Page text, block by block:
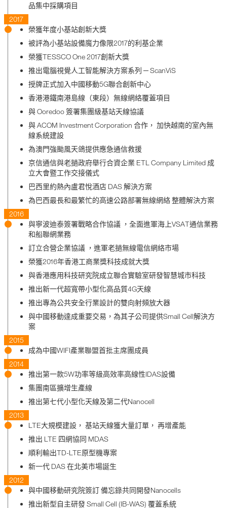
品集中採購項目
2017
榮獲年度小基站創新大獎
被評為小基站設備魔力像限2017的利基企業
榮獲TESSCO One 2017創新大獎
推出電腦視覺人工智能解決方案系列 ─ ScanViS
授牌正式加入中國移動5G聯合創新中心
香港港鐵南港島線（東段）無線網絡覆蓋項目
與 Ooredoo 簽署集團級基站天線協議
與 ACOM Investment Corporation 合作， 加快越南的室內無
線系統建設
為澳門強颱風天鴿提供應急通信救援
京信通信與老撾政府舉行合資企業 ETL Company Limited 成
立大會暨工作交接儀式
巴西里約熱內盧君悅酒店 DAS 解決方案
為巴西最長和最繁忙的高速公路部署無線網絡 整體解決方案
2016
與寧波迪泰簽署戰略合作協議 ，全面進軍海上VSAT通信業務
和船聯網業務
訂立合營企業協議 ，進軍老撾無線電信網絡市場
榮獲2016年香港工商業獎科技成就大獎
與香港應用科技研究院成立聯合實驗室研發智慧城市科技
推出新一代超寬帶小型化高品質4G天線
推出專為公共安全行業設計的雙向射頻放大器
與中國移動達成重要交易，為其子公司提供Small Cell解決方
案
2015
成為中國WIFI產業聯盟首批主席團成員
2014
推出第一款5W功率等級高效率高線性IDAS設備
集團南區擴增生產線
推出第七代小型化天線及第二代Nanocell
2013
LTE大規模建設， 基站天線獲大量訂單， 再增產能
推出 LTE 四網協同 MDAS
順利輸出TD-LTE原型機專案
新一代 DAS 在北美市場誕生
2012
與中國移動研究院簽訂 備忘錄共同開發Nanocells
推出新型自主研發 Small Cell (IB-WAS) 覆蓋系統